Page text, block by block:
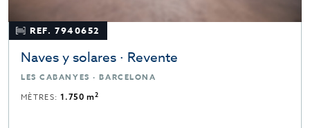
REF. 7940652
Naves y solares · Revente
LES CABANYES · BARCELONA
MÈTRES:1.750 m2